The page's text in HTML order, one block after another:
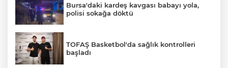
Bursa'daki kardeş kavgası babayı yola,
polisi sokağa döktü
TOFAŞ Basketbol'da sağlık kontrolleri
başladı